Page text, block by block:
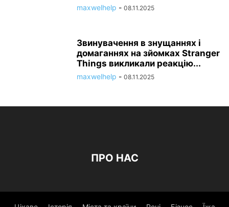
maxwelhelp - 08.11.2025
Звинувачення в знущаннях і
домаганнях на зйомках Stranger
Things викликали реакцію...
maxwelhelp - 08.11.2025
ПРО НАС